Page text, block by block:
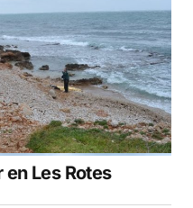
Les Rotes